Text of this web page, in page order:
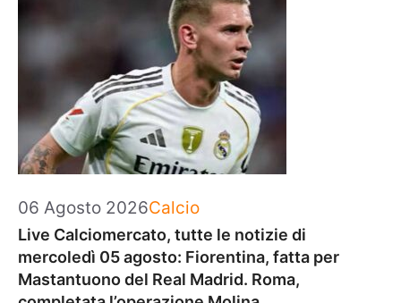
06 Agosto 2026Categorie
Calcio
Live Calciomercato, tutte le notizie di
mercoledì 05 agosto: Fiorentina, fatta per
Mastantuono del Real Madrid. Roma,